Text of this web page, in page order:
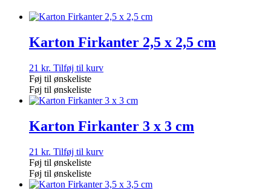
Karton Firkanter 2,5 x 2,5 cm
21 kr. Tilføj til kurv
Føj til ønskeliste
Føj til ønskeliste
Karton Firkanter 3 x 3 cm
21 kr. Tilføj til kurv
Føj til ønskeliste
Føj til ønskeliste